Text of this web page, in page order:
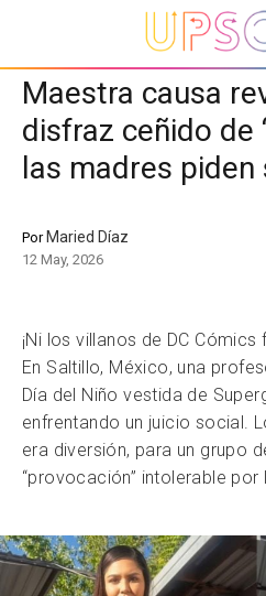
Maestra causa
disfraz ceñido de
las madres
Por Maried Díaz
12 May, 2026
¡Ni los villanos de DC
En Saltillo, México, una
Día del Niño vestida de
enfrentando un juicio social.
era diversión, para un grupo
“provocación” intolerable por